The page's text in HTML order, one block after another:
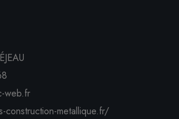
web.fr
construction-metallique.fr/